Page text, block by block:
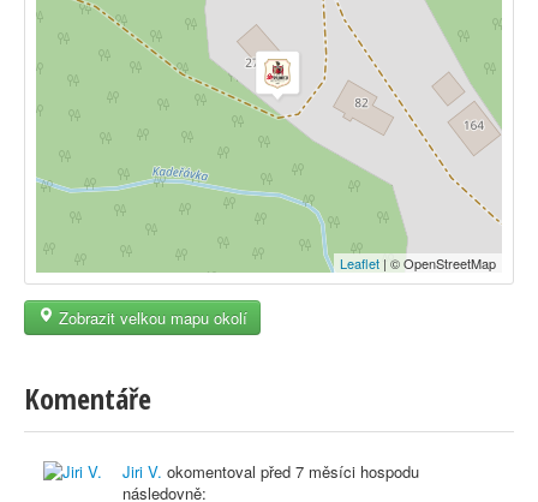
Leaflet | © OpenStreetMap
Zobrazit velkou mapu okolí
Komentáře
Jiri V. okomentoval před 7 měsíci hospodu
následovně: